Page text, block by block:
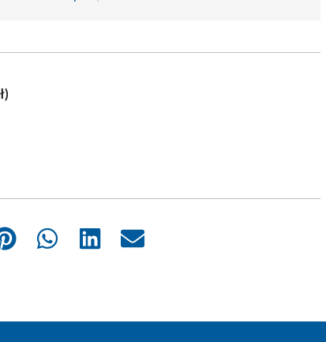
Share
Share
Share
Share